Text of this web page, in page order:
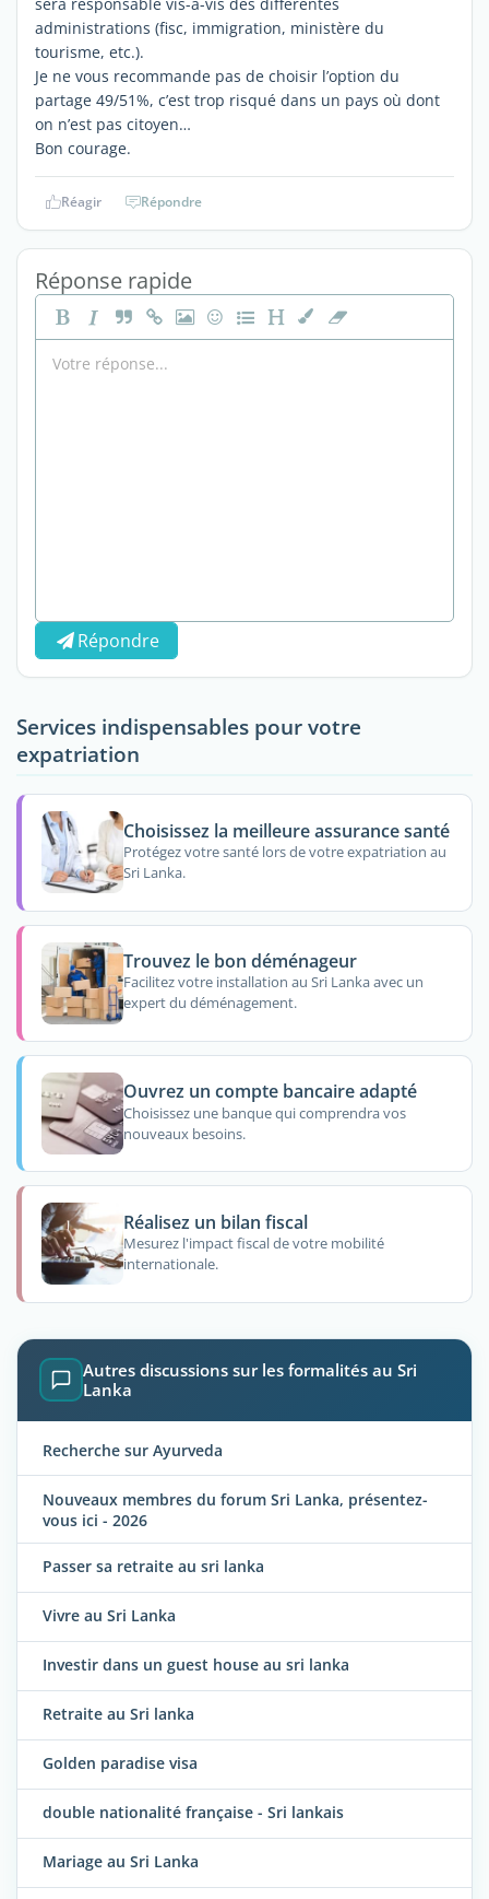
administrations (fisc, immigration, ministère du
tourisme, etc.).
Je ne vous recommande pas de choisir l’option du
partage 49/51%, c’est trop risqué dans un pays où dont
on n’est pas citoyen…
Bon courage.
Réagir Répondre
Réponse rapide
Répondre
Services indispensables pour votre
expatriation
Choisissez la meilleure assurance santé
Protégez votre santé lors de votre expatriation au
Sri Lanka.
Trouvez le bon déménageur
Facilitez votre installation au Sri Lanka avec un
expert du déménagement.
Ouvrez un compte bancaire adapté
Choisissez une banque qui comprendra vos
nouveaux besoins.
Réalisez un bilan fiscal
Mesurez l'impact fiscal de votre mobilité
internationale.
Autres discussions sur les formalités au Sri
Lanka
Recherche sur Ayurveda
Nouveaux membres du forum Sri Lanka, présentez-
vous ici - 2026
Passer sa retraite au sri lanka
Vivre au Sri Lanka
Investir dans un guest house au sri lanka
Retraite au Sri lanka
Golden paradise visa
double nationalité française - Sri lankais
Mariage au Sri Lanka